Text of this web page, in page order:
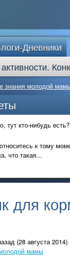
Дневники
знания молодой
тут кто-нибудь есть?
к тому
что такая...
для
(28 августа 2014)
мамы